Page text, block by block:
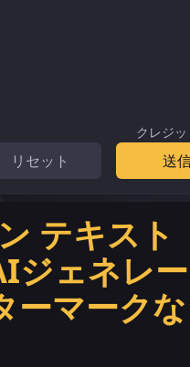
リセット
クレジ
送
テキスト
ジェネレー
ーマークな